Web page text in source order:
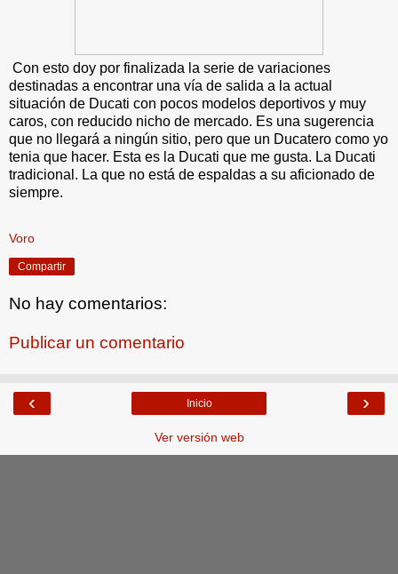
Con esto doy por finalizada la serie de variaciones
destinadas a encontrar una vía de salida a la actual
situación de Ducati con pocos modelos deportivos y muy
caros, con reducido nicho de mercado. Es una sugerencia
que no llegará a ningún sitio, pero que un Ducatero como yo
tenia que hacer. Esta es la Ducati que me gusta. La Ducati
tradicional. La que no está de espaldas a su aficionado de
siempre.
Voro
Compartir
No hay comentarios:
Publicar un comentario
‹ ›
Inicio
Ver versión web